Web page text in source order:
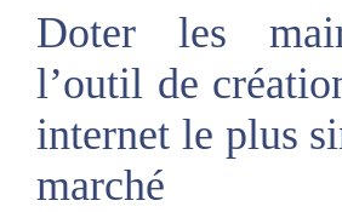
Doter les
l’outil de
internet le plus
marché